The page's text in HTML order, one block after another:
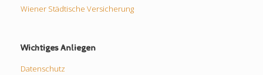
Wiener Städtische Versicherung
Wichtiges Anliegen
Datenschutz